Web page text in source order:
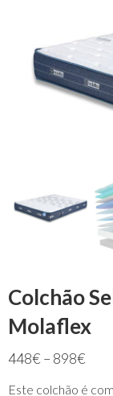
Colchão
Molaflex
448€–898€
Este colchão é